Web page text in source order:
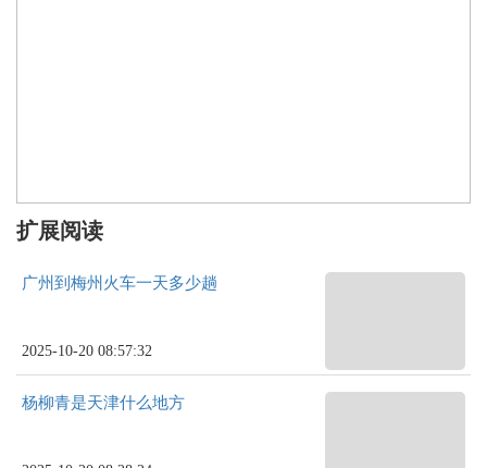
扩展阅读
广州到梅州火车一天多少趟
2025-10-20 08:57:32
杨柳青是天津什么地方